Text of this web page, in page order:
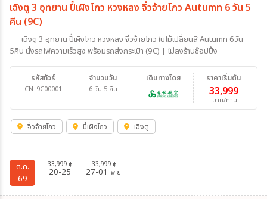
เฉิงตู 3 อุทยาน ปี้เผิงโกว หวงหลง จิ่วจ้ายโกว Autumn 6 วัน 5
คืน (9C)
เฉิงตู 3 อุทยาน ปี้เผิงโกว หวงหลง จิ่วจ้ายโกว ใบไม้เปลี่ยนสี Autumn 6วัน
5คืน นั่งรถไฟความเร็วสูง พร้อมรถส่งกระเป๋า (9C) | ไม่ลงร้านช๊อปปิ้ง
รหัสทัวร์
CN_9C00001
จำนวนวัน
6 วัน 5 คืน
ราคาเริ่มต้น
33,999
บาท/ท่าน
เดินทางโดย
จิ่วจ้ายโกว ปี้เผิงโกว เฉิงตู
ต.ค.
69
33,999 ฿
20-25
33,999 ฿
27-01 พ.ย.